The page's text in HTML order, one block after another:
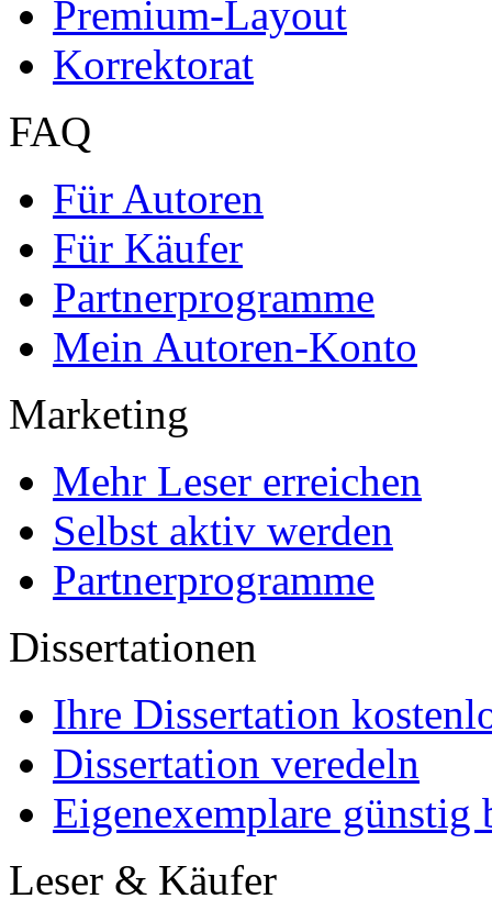
Premium-Layout
Korrektorat
FAQ
Für Autoren
Für Käufer
Partnerprogramme
Mein Autoren-Konto
Marketing
Mehr Leser erreichen
Selbst aktiv werden
Partnerprogramme
Dissertationen
Ihre Dissertation
Dissertation veredeln
Eigenexemplare günstig
Leser & Käufer